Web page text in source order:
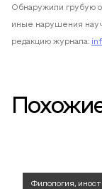
Обнаружили грубую
иные нарушения
редакцию журнала:
Филология,